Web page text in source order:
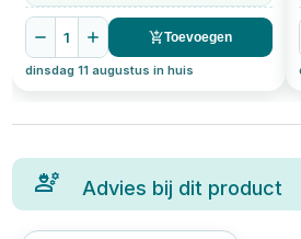
1 Toevoegen
dinsdag 11 augustus in huis
Advies bij dit product